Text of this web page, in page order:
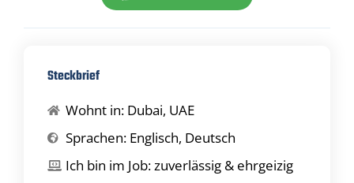
Steckbrief
Wohnt in: Dubai, UAE
Sprachen: Englisch, Deutsch
Ich bin im Job: zuverlässig & ehrgeizig